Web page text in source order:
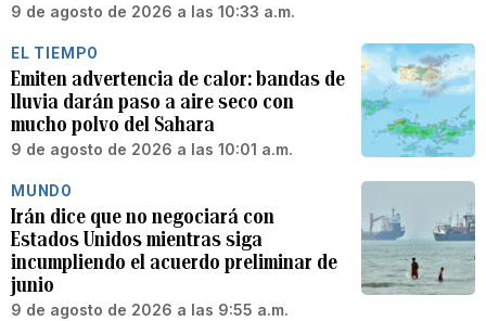
9 de agosto de 2026 a las 10:33 a.m.
EL TIEMPO
Emiten advertencia de calor: bandas de
lluvia darán paso a aire seco con
mucho polvo del Sahara
9 de agosto de 2026 a las 10:01 a.m.
MUNDO
Irán dice que no negociará con
Estados Unidos mientras siga
incumpliendo el acuerdo preliminar de
junio
9 de agosto de 2026 a las 9:55 a.m.